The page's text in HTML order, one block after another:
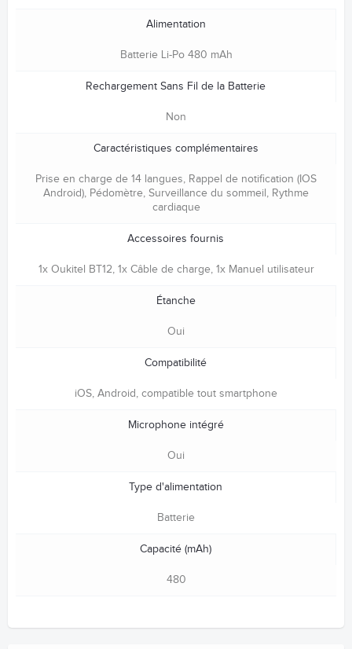
Alimentation
Batterie Li-Po 480 mAh
Rechargement Sans Fil de la Batterie
Non
Caractéristiques complémentaires
Prise en charge de 14 langues, Rappel de notification (IOS
Android), Pédomètre, Surveillance du sommeil, Rythme
cardiaque
Accessoires fournis
1x Oukitel BT12, 1x Câble de charge, 1x Manuel utilisateur
Étanche
Oui
Compatibilité
iOS, Android, compatible tout smartphone
Microphone intégré
Oui
Type d'alimentation
Batterie
Capacité (mAh)
480